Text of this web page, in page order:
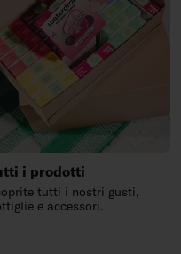
i prodotti
tutti i nostri gusti,
e accessori.